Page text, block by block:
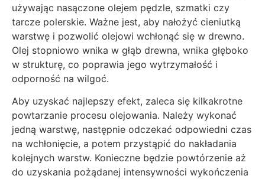
używając nasączone olejem pędzle, szmatki czy
tarcze polerskie. Ważne jest, aby nałożyć cieniutką
warstwę i pozwolić olejowi wchłonąć się w drewno.
Olej stopniowo wnika w głąb drewna, wnika głęboko
w strukturę, co poprawia jego wytrzymałość i
odporność na wilgoć.
Aby uzyskać najlepszy efekt, zaleca się kilkakrotne
powtarzanie procesu olejowania. Należy wykonać
jedną warstwę, następnie odczekać odpowiedni czas
na wchłonięcie, a potem przystąpić do nakładania
kolejnych warstw. Konieczne będzie powtórzenie aż
do uzyskania pożądanej intensywności wykończenia